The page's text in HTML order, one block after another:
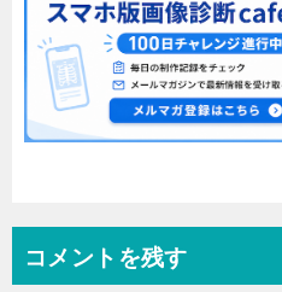
コメントを残す